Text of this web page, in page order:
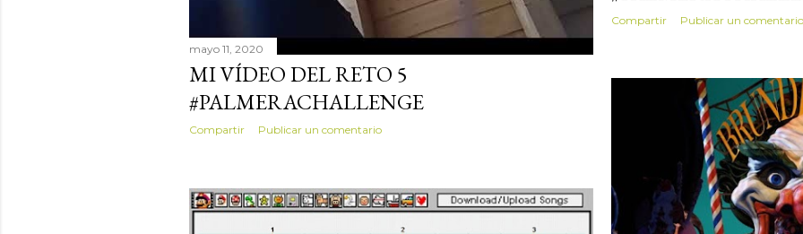
mayo 11, 2020
MI VÍDEO DEL RETO 5
#PALMERACHALLENGE
Compartir Publicar un comentario
Compartir Publicar un comentario